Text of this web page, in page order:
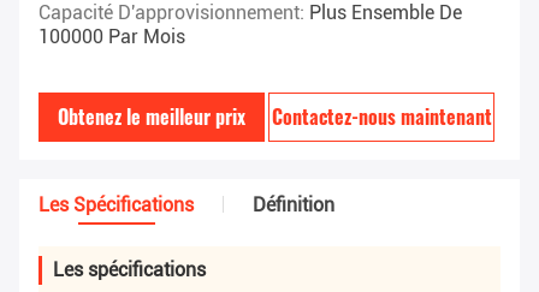
Capacité D'approvisionnement: Plus Ensemble De
100000 Par Mois
Obtenez le meilleur prix Contactez-nous maintenant
Les Spécifications Définition
Les spécifications